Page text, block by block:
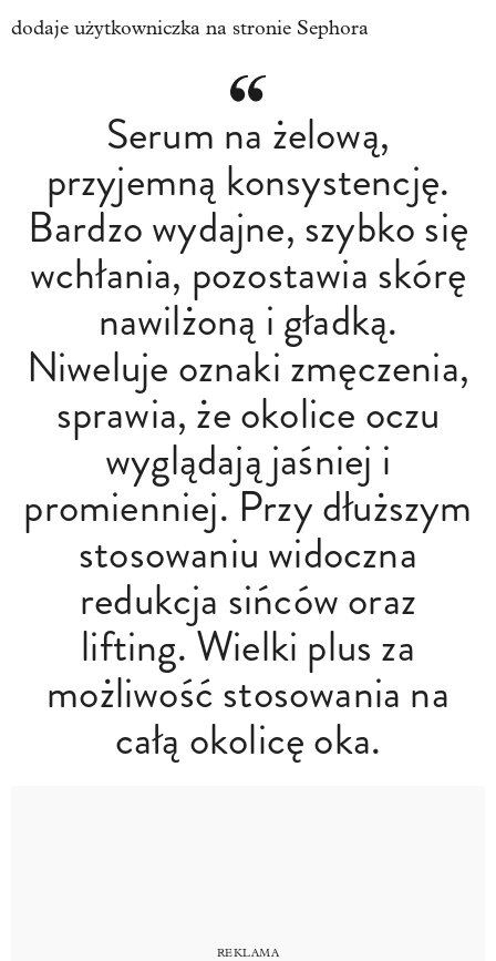
dodaje użytkowniczka na stronie Sephora
Serum na żelową,
przyjemną konsystencję.
Bardzo wydajne, szybko się
wchłania, pozostawia skórę
nawilżoną i gładką.
Niweluje oznaki zmęczenia,
sprawia, że okolice oczu
wyglądają jaśniej i
promienniej. Przy dłuższym
stosowaniu widoczna
redukcja sińców oraz
lifting. Wielki plus za
możliwość stosowania na
całą okolicę oka.